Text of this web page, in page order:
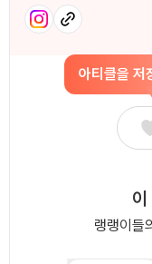
아티클을 저
랭랭이들